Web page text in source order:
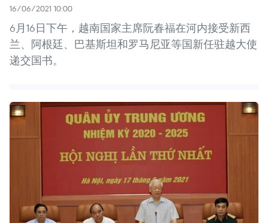
16/06/2021 10:00
6月16日下午，越南国家主席阮春福在河内接受新西
兰、阿根廷、巴基斯坦和罗马尼亚等国新任驻越大使
递交国书。